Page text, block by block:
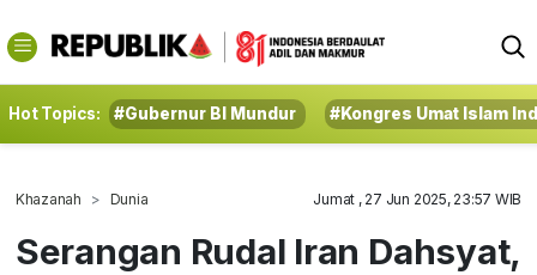
Hot Topics: #Gubernur BI Mundur #Kongres Umat Islam
Khazanah Dunia Jumat , 27 Jun 2025, 23:57 WIB
Serangan Rudal Iran Dahsyat,